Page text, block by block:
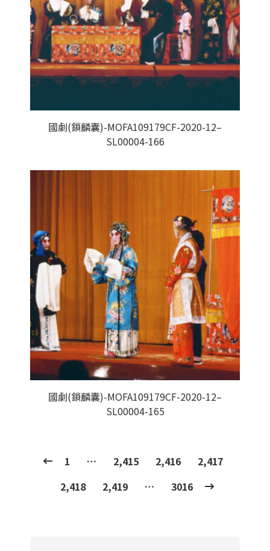
國劇(鎖麟囊)-MOFA109179CF-2020-12–
SL00004-166
國劇(鎖麟囊)-MOFA109179CF-2020-12–
SL00004-165
1 … 2,415 2,416
2,417
2,418
2,419 … 3016